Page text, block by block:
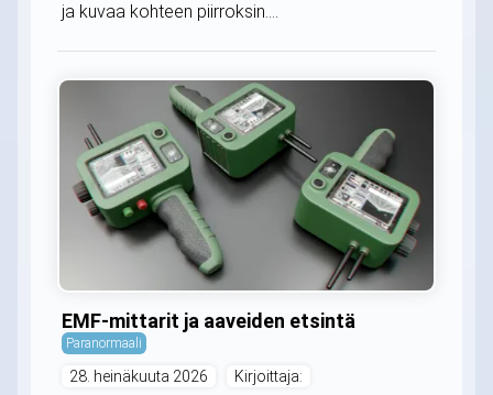
ja kuvaa kohteen piirroksin....
EMF-mittarit ja aaveiden etsintä
Paranormaali
28. heinäkuuta 2026 Kirjoittaja: